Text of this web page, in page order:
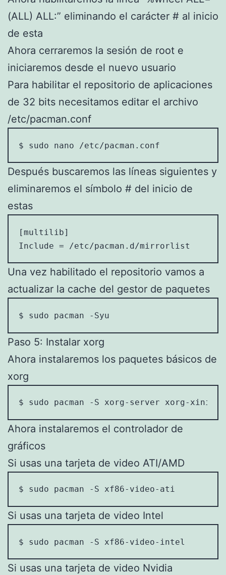
(ALL) ALL:” eliminando el carácter # al inicio
de esta
Ahora cerraremos la sesión de root e
iniciaremos desde el nuevo usuario
Para habilitar el repositorio de aplicaciones
de 32 bits necesitamos editar el archivo
/etc/pacman.conf
$ sudo nano /etc/pacman.conf
Después buscaremos las líneas siguientes y
eliminaremos el símbolo # del inicio de
estas
[multilib]
Include = /etc/pacman.d/mirrorlist
Una vez habilitado el repositorio vamos a
actualizar la cache del gestor de paquetes
$ sudo pacman -Syu
Paso 5: Instalar xorg
Ahora instalaremos los paquetes básicos de
xorg
$ sudo pacman -S xorg-server xorg-xinit
Ahora instalaremos el controlador de
gráficos
Si usas una tarjeta de video ATI/AMD
$ sudo pacman -S xf86-video-ati
Si usas una tarjeta de video Intel
$ sudo pacman -S xf86-video-intel
Si usas una tarjeta de video Nvidia